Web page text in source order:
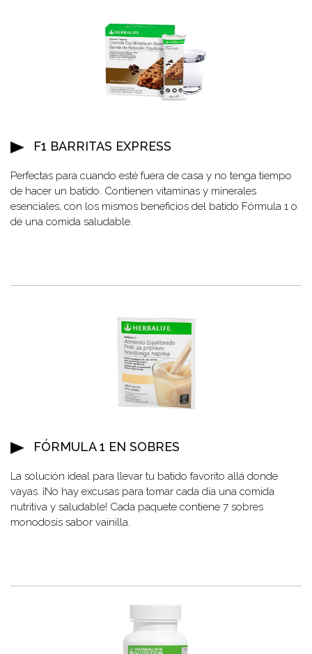
F1 BARRITAS EXPRESS
Perfectas para cuando esté fuera de casa y no tenga tiempo
de hacer un batido. Contienen vitaminas y minerales
esenciales, con los mismos beneficios del batido Fórmula 1 o
de una comida saludable.
FÓRMULA 1 EN SOBRES
La solución ideal para llevar tu batido favorito allá donde
vayas. ¡No hay excusas para tomar cada día una comida
nutritiva y saludable! Cada paquete contiene 7 sobres
monodosis sabor vainilla.